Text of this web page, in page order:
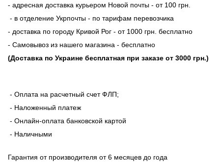
- адресная доставка курьером Новой почты - от 100 грн.
- в отделение Укрпочты - по тарифам перевозчика
- доставка по городу Кривой Рог - от 1000 грн. бесплатно
- Самовывоз из нашего магазина - бесплатно
(Доставка по Украине бесплатная при заказе от 3000 грн.)
- Оплата на расчетный счет ФЛП;
- Наложенный платеж
- Онлайн-оплата банковской картой
- Наличными
Гарантия от производителя от 6 месяцев до года